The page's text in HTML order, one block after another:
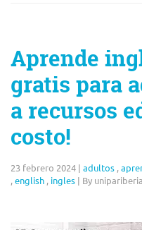
Aprende
gratis para
a recursos
costo!
23 febrero 2024 | adultos ,
,english , ingles | By unipariberia